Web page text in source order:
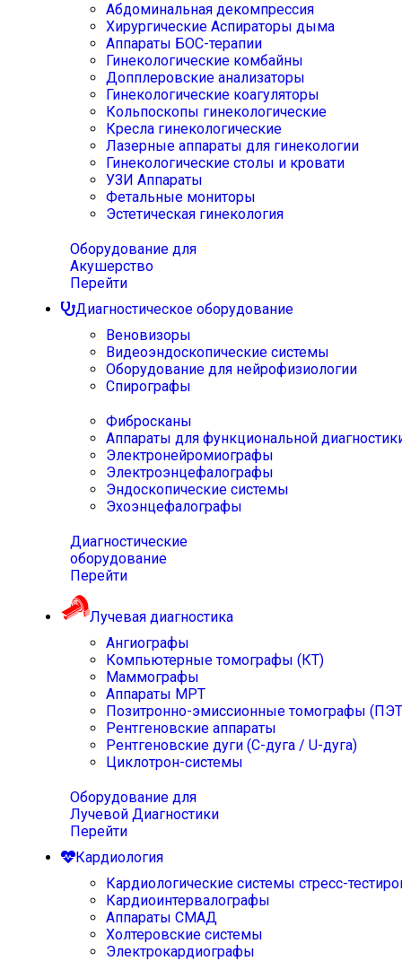
Абдоминальная декомпрессия
Хирургические Аспираторы дыма
Аппараты БОС-терапии
Гинекологические комбайны
Допплеровские анализаторы
Гинекологические коагуляторы
Кольпоскопы гинекологические
Кресла гинекологические
Лазерные аппараты для гинекологии
Гинекологические столы и кровати
УЗИ Аппараты
Фетальные мониторы
Эстетическая гинекология
Оборудование для
Акушерство
Перейти
Диагностическое оборудование
Веновизоры
Видеоэндоскопические системы
Оборудование для нейрофизиологии
Спирографы
Фибросканы
Аппараты для функциональной
Электронейромиографы
Электроэнцефалографы
Эндоскопические системы
Эхоэнцефалографы
Диагностические
оборудование
Перейти
Лучевая диагностика
Ангиографы
Компьютерные томографы (КТ)
Маммографы
Аппараты МРТ
Позитронно-эмиссионные томографы
Рентгеновские аппараты
Рентгеновские дуги (С-дуга / U-дуга)
Циклотрон-системы
Оборудование для
Лучевой Диагностики
Перейти
Кардиология
Кардиологические системы стресс-
Кардиоинтервалографы
Аппараты СМАД
Холтеровские системы
Электрокардиографы